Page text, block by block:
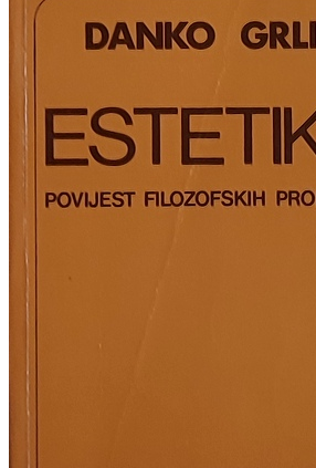
FILOZOFIJA,
FOTOGRAFIJA
GLAZBENA UMJETNOST
DO RELIGIJA
LIKOVNA UMJETNOST
LJEKOVITO BILJE I
POVIJEST I
PRIRODNE ZNANOSTI
PSIHOLOGIJA,
RJEČNICI,